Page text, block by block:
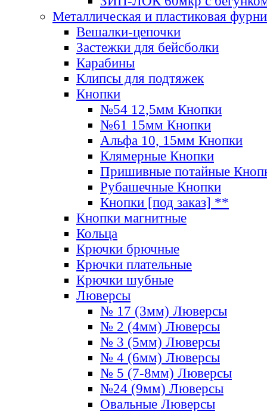
Металлическая и пластиковая
Вешалки-цепочки
Застежки для бейсболки
Карабины
Клипсы для подтяжек
Кнопки
№54 12,5мм Кнопки
№61 15мм Кнопки
Альфа 10, 15мм Кнопки
Клямерные Кнопки
Пришивные потайные
Рубашечные Кнопки
Кнопки [под заказ] **
Кнопки магнитные
Кольца
Крючки брючные
Крючки плательные
Крючки шубные
Люверсы
№ 17 (3мм) Люверсы
№ 2 (4мм) Люверсы
№ 3 (5мм) Люверсы
№ 4 (6мм) Люверсы
№ 5 (7-8мм) Люверсы
№24 (9мм) Люверсы
Овальные Люверсы